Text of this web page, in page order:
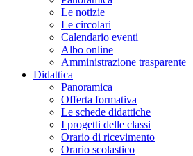
Le notizie
Le circolari
Calendario eventi
Albo online
Amministrazione trasparente
Didattica
Panoramica
Offerta formativa
Le schede didattiche
I progetti delle classi
Orario di ricevimento
Orario scolastico